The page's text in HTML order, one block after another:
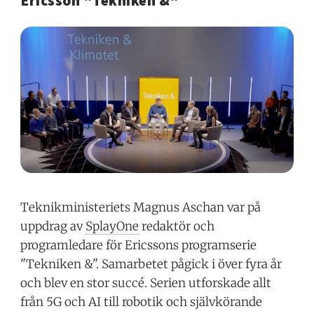
Teknikministeriets Magnus Aschan var på
uppdrag avSplayOne redaktör och
programledare för Ericssons programserie
"Tekniken &". Samarbetet pågick i över fyra år
och blev en stor succé. Serien utforskade allt
från 5G och AI till robotik och självkörande